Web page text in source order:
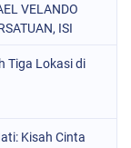
VELANDO
ISI
BANGSA!
Tiga Lokasi di
Kisah Cinta